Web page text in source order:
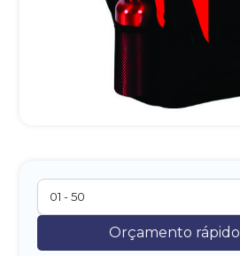
Orçamento rápido